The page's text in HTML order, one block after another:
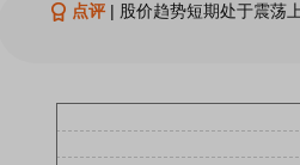
点评| 股价趋势短期处于震荡